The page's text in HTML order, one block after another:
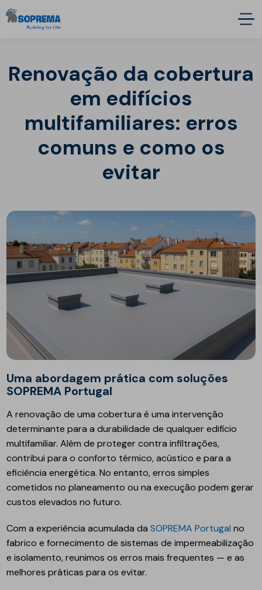
Renovação da cobertura
em edifícios
multifamiliares: erros
comuns e como os
evitar
Uma abordagem prática com soluções
SOPREMA Portugal
A renovação de uma cobertura é uma intervenção
determinante para a durabilidade de qualquer edifício
multifamiliar. Além de proteger contra infiltrações,
contribui para o conforto térmico, acústico e para a
eficiência energética. No entanto, erros simples
cometidos no planeamento ou na execução podem gerar
custos elevados no futuro.
Com a experiência acumulada daSOPREMA Portugal no
fabrico e fornecimento de sistemas de impermeabilização
e isolamento, reunimos os erros mais frequentes — e as
melhores práticas para os evitar.